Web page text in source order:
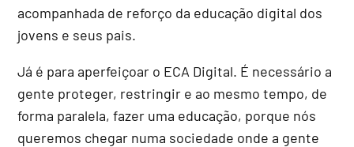
acompanhada de reforço da educação digital dos
jovens e seus pais.
Já é para aperfeiçoar o ECA Digital. É necessário a
gente proteger, restringir e ao mesmo tempo, de
forma paralela, fazer uma educação, porque nós
queremos chegar numa sociedade onde a gente